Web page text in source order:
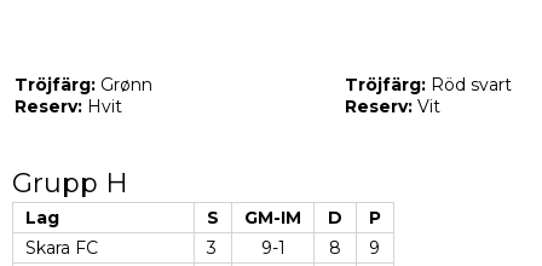
Tröjfärg: Grønn
Reserv: Hvit
Tröjfärg: Röd svart
Reserv: Vit
Grupp H
Lag S GM-IM D
P
Skara FC
3 9-1 8
9